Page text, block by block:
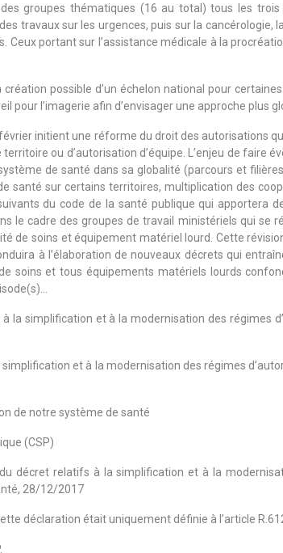
groupes thématiques (16 au total) tous les
travaux sur les urgences, puis sur la
Ceux portant sur l’assistance médicale à la
création possible d’un échelon national pour
pour l’imagerie afin d’envisager une approche plus
initient une réforme du droit des autorisations
ou d’autorisation d’équipe. L’enjeu de
de santé dans sa globalité (parcours et
santé sur certains territoires, multiplication des
du code de la santé publique qui apportera
le cadre des groupes de travail ministériels qui se
de soins et équipement matériel lourd. Cette
à l’élaboration de nouveaux décrets qui
soins et tous équipements matériels lourds
la simplification et à la modernisation des régimes
et à la modernisation des régimes
de notre système de santé
(CSP)
décret relatifs à la simplification et à la
28/12/2017
déclaration était uniquement définie à l’article